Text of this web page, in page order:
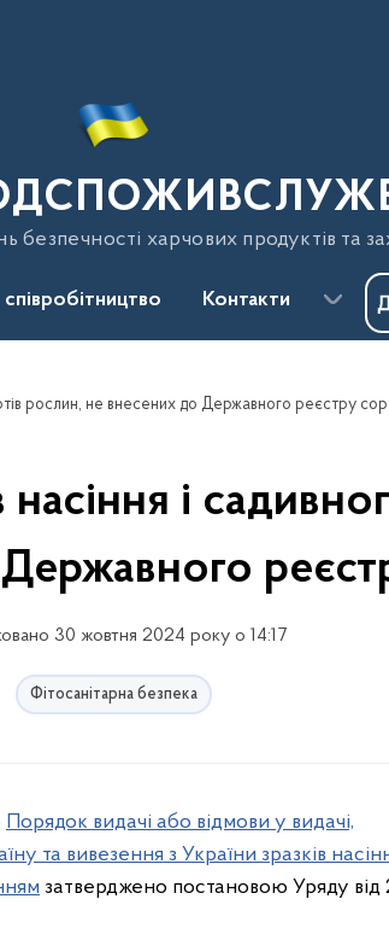
харчових продуктів та
Контакти
і
30 жовтня 2024 року о 14:17
Фітосанітарна безпека
Порядок видачі або відмови у видачі,
та вивезення з України зразків
затверджено постановою Уряду від